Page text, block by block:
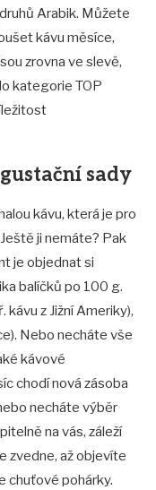
Arabik. Můžete
kávu měsíce,
zrovna ve slevě,
kategorie TOP
sady
kávu, která je pro
ji nemáte? Pak
je objednat si
balíčků po 100 g.
z Jižní Ameriky),
Nebo necháte vše
kávové
chodí nová zásoba
necháte výběr
na vás, záleží
zvedne, až objevíte
chuťové pohárky.